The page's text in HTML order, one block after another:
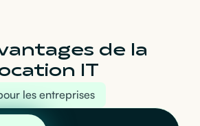
de la
IT
les entreprises